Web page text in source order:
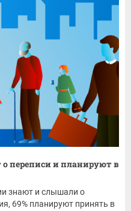
переписи и планируют в
знают и слышали о
69% планируют принять в